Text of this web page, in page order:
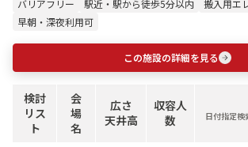
バリアフリー
駅近・駅から徒歩5分以内
搬入用エ
早朝・深夜利用可
この施設の詳細を見る
検討
リス
ト
会
場
名
広さ
天井高
収容人
数
日付指定検